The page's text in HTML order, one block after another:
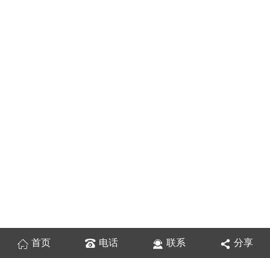
首页 电话 联系 分享